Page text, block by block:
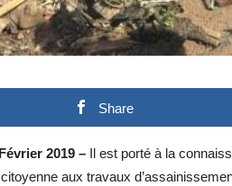
Share
2019 – Il est porté à la
aux travaux